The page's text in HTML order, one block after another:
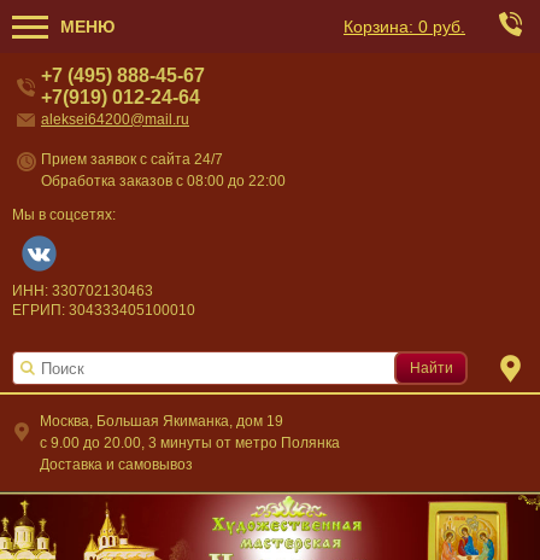
МЕНЮ Корзина: 0 руб.
Москва, Большая Якиманка, дом 19
c 9.00 до 20.00, 3 минуты от метро Полянка
Доставка и самовывоз
+7 (495) 888-45-67
+7(919) 012-24-64
aleksei64200@mail.ru
Прием заявок с сайта 24/7
Обработка заказов с 08:00 до 22:00
Мы в соцсетях:
ИНН: 330702130463
ЕГРИП: 304333405100010
Найти